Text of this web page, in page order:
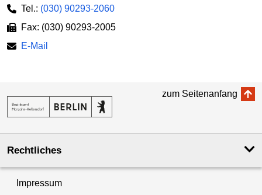
Tel.: (030) 90293-2060
Fax: (030) 90293-2005
E-Mail
zum Seitenanfang
Rechtliches
Impressum